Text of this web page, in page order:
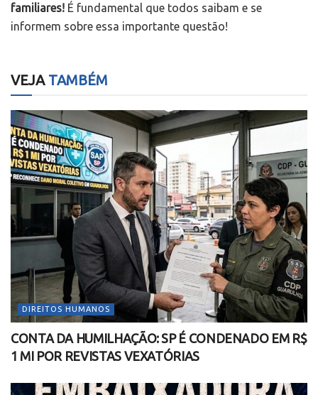
familiares! É fundamental que todos saibam e se
informem sobre essa importante questão!
VEJATAMBÉM
DIREITOS HUMANOS
CONTA DA HUMILHAÇÃO: SP É CONDENADO EM R$
1 MI POR REVISTAS VEXATÓRIAS